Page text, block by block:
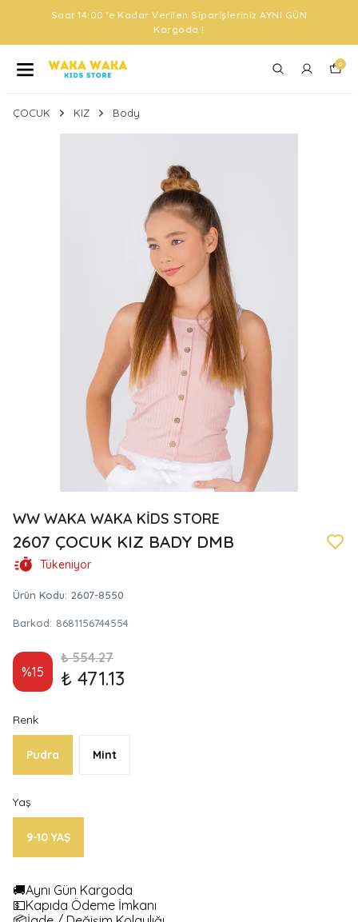
Saat 14:00 'e Kadar Verilen Siparişleriniz AYNI GÜN
Kargoda !
0
ÇOCUK KIZ Body
WW WAKA WAKA KİDS STORE
2607 ÇOCUK KIZ BADY DMB
Tükeniyor
Ürün Kodu: 2607-8550
Barkod: 8681156744554
%15
₺ 554.27
₺ 471.13
Renk
Pudra Mint
Yaş
9-10 YAŞ
🚚Aynı Gün Kargoda
💵Kapıda Ödeme İmkanı